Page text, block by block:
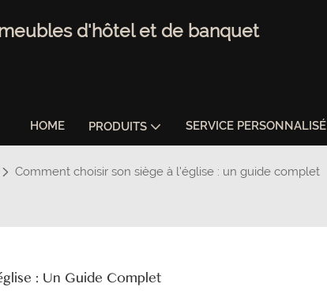
d'hôtel et de banquet
HOME PRODUITS SERVICE PERSONNALISÉ
Comment choisir son siège à l'église : un guide complet
: Un Guide Complet